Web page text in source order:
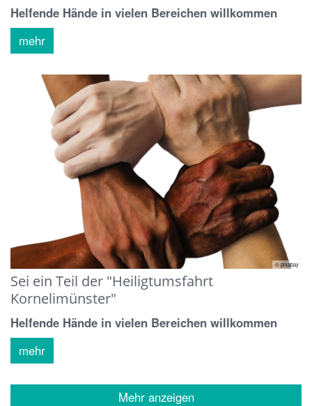
Helfende Hände in vielen Bereichen willkommen
mehr
© pixabay
Sei ein Teil der "Heiligtumsfahrt
Kornelimünster"
Helfende Hände in vielen Bereichen willkommen
mehr
Mehr anzeigen